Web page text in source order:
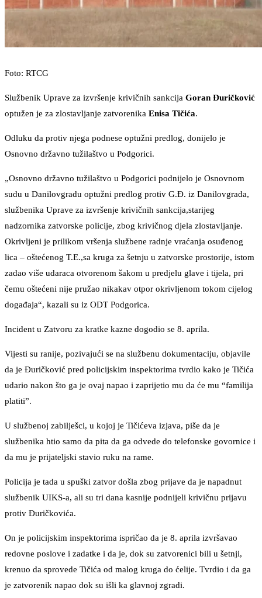
Foto: RTCG
Službenik Uprave za izvršenje krivičnih sankcija Goran Đuričković
optužen je za zlostavljanje zatvorenika Enisa Tičića.
Odluku da protiv njega podnese optužni predlog, donijelo je
Osnovno državno tužilaštvo u Podgorici.
„Osnovno državno tužilaštvo u Podgorici podnijelo je Osnovnom
sudu u Danilovgradu optužni predlog protiv G.Đ. iz Danilovgrada,
službenika Uprave za izvršenje krivičnih sankcija,starijeg
nadzornika zatvorske policije, zbog krivičnog djela zlostavljanje.
Okrivljeni je prilikom vršenja službene radnje vraćanja osuđenog
lica – oštećenog T.E.,sa kruga za šetnju u zatvorske prostorije, istom
zadao više udaraca otvorenom šakom u predjelu glave i tijela, pri
čemu oštećeni nije pružao nikakav otpor okrivljenom tokom cijelog
događaja“, kazali su iz ODT Podgorica.
Incident u Zatvoru za kratke kazne dogodio se 8. aprila.
Vijesti su ranije, pozivajući se na službenu dokumentaciju, objavile
da je Đuričković pred policijskim inspektorima tvrdio kako je Tičića
udario nakon što ga je ovaj napao i zaprijetio mu da će mu “familija
platiti”.
U službenoj zabilješci, u kojoj je Tičićeva izjava, piše da je
službenika htio samo da pita da ga odvede do telefonske govornice i
da mu je prijateljski stavio ruku na rame.
Policija je tada u spuški zatvor došla zbog prijave da je napadnut
službenik UIKS-a, ali su tri dana kasnije podnijeli krivičnu prijavu
protiv Đuričkovića.
On je policijskim inspektorima ispričao da je 8. aprila izvršavao
redovne poslove i zadatke i da je, dok su zatvorenici bili u šetnji,
krenuo da sprovede Tičića od malog kruga do ćelije. Tvrdio i da ga
je zatvorenik napao dok su išli ka glavnoj zgradi.